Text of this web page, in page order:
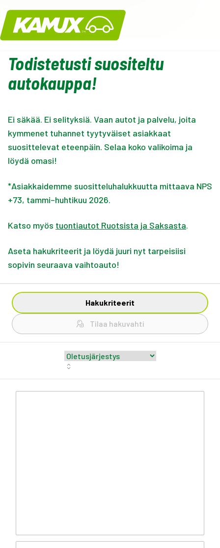
Kamux
Todistetusti suositeltu
autokauppa!
Ei säkää. Ei selityksiä. Vaan autot ja palvelu, joita
kymmenet tuhannet tyytyväiset asiakkaat
suosittelevat eteenpäin. Selaa koko valikoima ja
löydä omasi!
*Asiakkaidemme suositteluhalukkuutta mittaava NPS
+73, tammi–huhtikuu 2026.
Katso myös tuontiautot Ruotsista ja Saksasta.
Aseta hakukriteerit ja löydä juuri nyt tarpeisiisi
sopivin seuraava vaihtoauto!
Hakukriteerit
Tilaa hakuvahti